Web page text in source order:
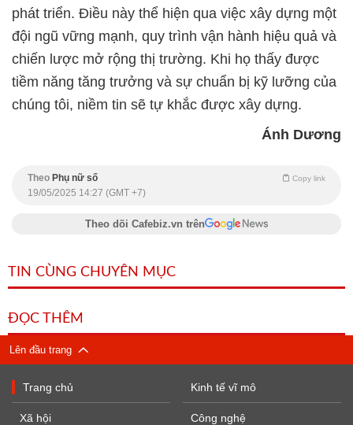
phát triển. Điều này thể hiện qua việc xây dựng một
đội ngũ vững mạnh, quy trình vận hành hiệu quả và
chiến lược mở rộng thị trường. Khi họ thấy được
tiềm năng tăng trưởng và sự chuẩn bị kỹ lưỡng của
chúng tôi, niềm tin sẽ tự khắc được xây dựng.
Ánh Dương
Theo Phụ nữ số Copy link
19/05/2025 14:27 (GMT +7)
Theo dõi Cafebiz.vn trên
TIN CÙNG CHUYÊN MỤC
ĐỌC THÊM
Lên đầu trang
Trang chủ
Xã hội
Kinh tế vĩ mô
Công nghệ